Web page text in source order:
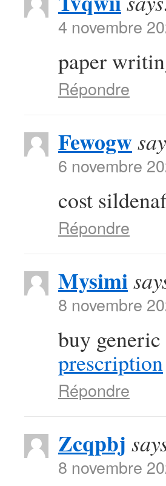
4 novembre
paper
Répondre
Fewogw
6 novembre
cost
Répondre
Mysimi
8 novembre
buy
prescription
Répondre
Zcqpbj
8 novembre